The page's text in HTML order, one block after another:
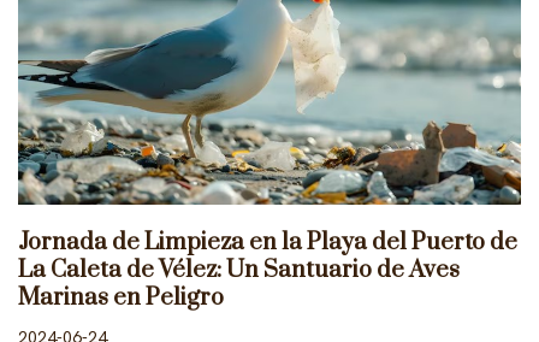
Jornada de Limpieza en la Playa del Puerto de
La Caleta de Vélez: Un Santuario de Aves
Marinas en Peligro